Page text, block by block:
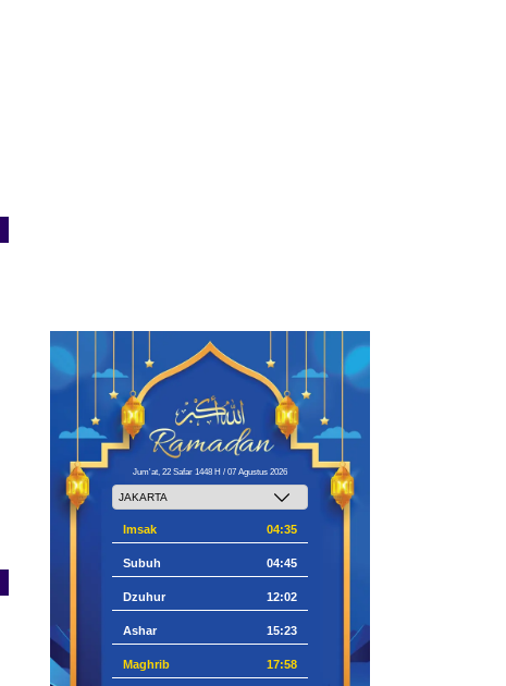
Jum'at, 22 Safar 1448 H / 07 Agustus 2026
Imsak 04:35
Subuh 04:45
Dzuhur 12:02
Ashar 15:23
Maghrib 17:58